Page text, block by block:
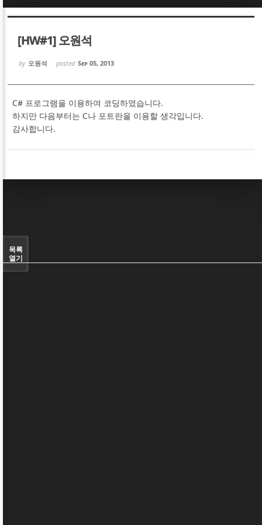
[HW#1] 오원석
by 오원석 posted Sep 05, 2013
C# 프로그램을 이용하여 코딩하였습니다.
하지만 다음부터는 C나 포트란을 이용할 생각입니다.
감사합니다.
목록
열기
Sketchbook5, 스케치북5
Sketchbook5, 스케치북5
Sketchbook5, 스케치북5
Sketchbook5, 스케치북5